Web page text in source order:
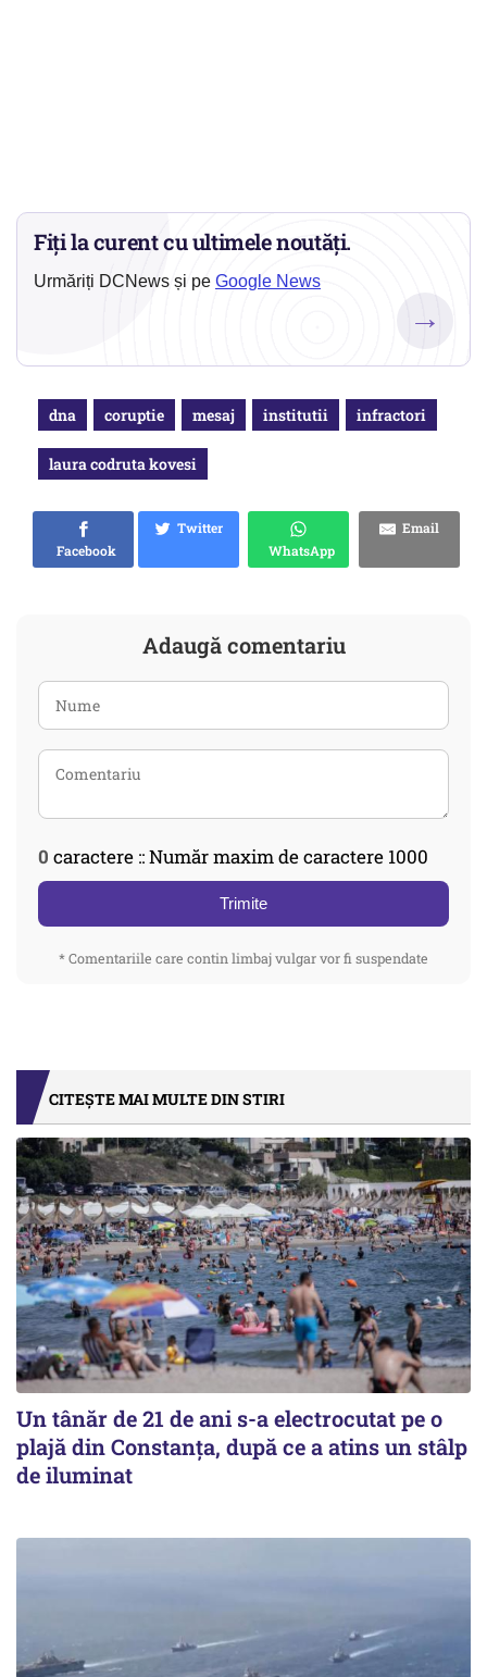
Fiți la curent cu ultimele noutăți.
Urmăriți DCNews și pe Google News
→
dna coruptie mesaj institutii infractori
laura codruta kovesi
Facebook
Twitter
WhatsApp
Email
Adaugă comentariu
0 caractere :: Număr maxim de caractere 1000
Trimite
* Comentariile care contin limbaj vulgar vor fi suspendate
CITEȘTE MAI MULTE DIN STIRI
Un tânăr de 21 de ani s-a electrocutat pe o
plajă din Constanța, după ce a atins un stâlp
de iluminat